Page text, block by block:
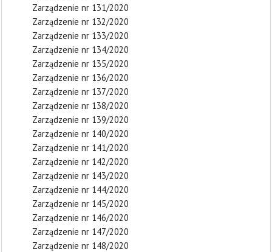
Zarządzenie nr 131/2020
Zarządzenie nr 132/2020
Zarządzenie nr 133/2020
Zarządzenie nr 134/2020
Zarządzenie nr 135/2020
Zarządzenie nr 136/2020
Zarządzenie nr 137/2020
Zarządzenie nr 138/2020
Zarządzenie nr 139/2020
Zarządzenie nr 140/2020
Zarządzenie nr 141/2020
Zarządzenie nr 142/2020
Zarządzenie nr 143/2020
Zarządzenie nr 144/2020
Zarządzenie nr 145/2020
Zarządzenie nr 146/2020
Zarządzenie nr 147/2020
Zarządzenie nr 148/2020